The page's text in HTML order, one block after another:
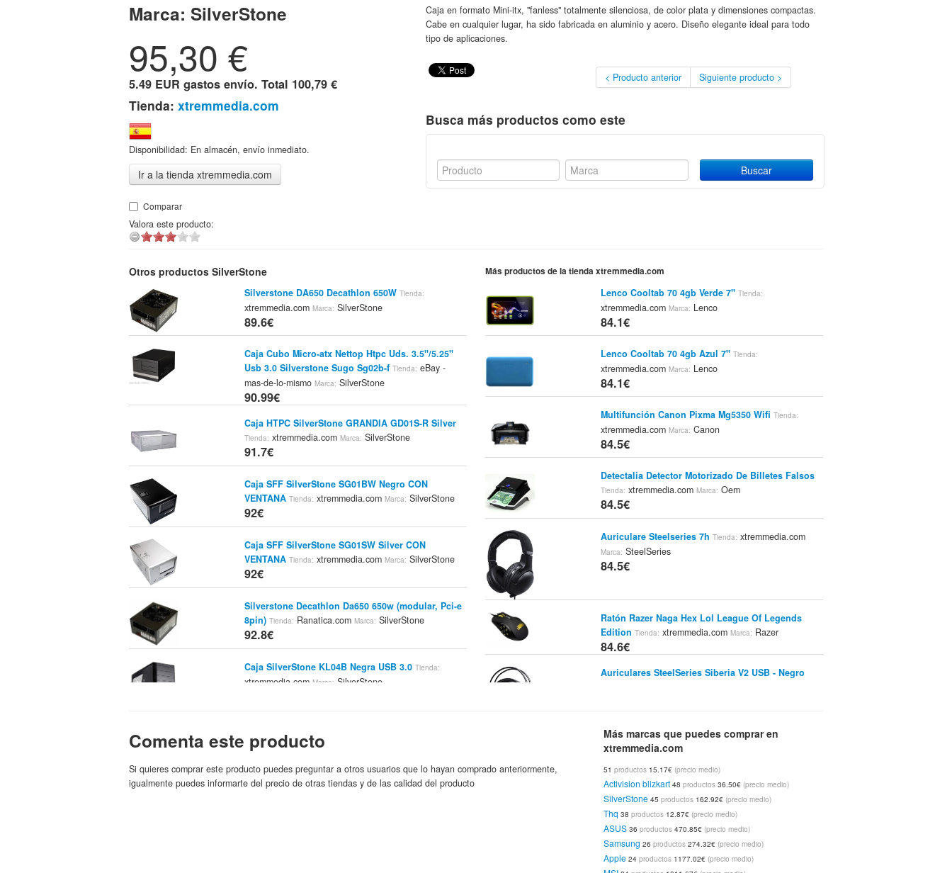
Marca: SilverStone
95,30 €
5.49 EUR gastos envío. Total 100,79 €
Tienda: xtremmedia.com
Disponibilidad: En almacén, envío inmediato.
Ir a la tienda xtremmedia.com
Comparar
Valora este producto:
Caja en formato Mini-itx, "fanless" totalmente silenciosa, de color plata y dimensiones compactas.
Cabe en cualquier lugar, ha sido fabricada en aluminio y acero. Diseño elegante ideal para todo
tipo de aplicaciones.
< Producto anterior Siguiente producto >
Busca más productos como este
Otros productos SilverStone
Silverstone DA650 Decathlon 650W Tienda:
xtremmedia.comMarca: SilverStone
89.6€
Caja Cubo Micro-atx Nettop Htpc Uds. 3.5"/5.25"
Usb 3.0 Silverstone Sugo Sg02b-f Tienda: eBay -
mas-de-lo-mismoMarca: SilverStone
90.99€
Caja HTPC SilverStone GRANDIA GD01S-R Silver
Tienda: xtremmedia.comMarca: SilverStone
91.7€
Caja SFF SilverStone SG01BW Negro CON
VENTANA Tienda: xtremmedia.comMarca: SilverStone
92€
Caja SFF SilverStone SG01SW Silver CON
VENTANA Tienda: xtremmedia.comMarca: SilverStone
92€
Silverstone Decathlon Da650 650w (modular, Pci-e
8pin) Tienda: Ranatica.comMarca: SilverStone
92.8€
Caja SilverStone KL04B Negra USB 3.0 Tienda:
xtremmedia.comMarca: SilverStone
SilverStone GD05B USB 3.0 Negro
94€
Más productos de la tienda xtremmedia.com
Lenco Cooltab 70 4gb Verde 7" Tienda:
xtremmedia.com Marca: Lenco
84.1€
Lenco Cooltab 70 4gb Azul 7" Tienda:
xtremmedia.com Marca: Lenco
84.1€
Multifunción Canon Pixma Mg5350 Wifi Tienda:
xtremmedia.com Marca: Canon
84.5€
Detectalia Detector Motorizado De Billetes Falsos
Tienda: xtremmedia.com Marca: Oem
84.5€
Auriculare Steelseries 7h Tienda: xtremmedia.com
Marca: SteelSeries
84.5€
Ratón Razer Naga Hex Lol League Of Legends
Edition Tienda: xtremmedia.com Marca: Razer
84.6€
Auriculares SteelSeries Siberia V2 USB - Negro
Auriculares SteelSeries Siberia V2 USB Blanco
84.7€
Caja LIAN-LI PC-8NB Negra Tienda:
Marca:Lian Li
86.7€
Comenta este producto
Si quieres comprar este producto puedes preguntar a otros usuarios que lo hayan comprado anteriormente,
igualmente puedes informarte del precio de otras tiendas y de las calidad del producto
Más marcas que puedes comprar en
xtremmedia.com
51productos 15.17€ (precio medio)
Activision blizkart 48productos 36.50€ (precio medio)
SilverStone 45productos 162.92€ (precio medio)
Thq 38productos 12.87€ (precio medio)
ASUS 36productos 470.85€ (precio medio)
Samsung 26productos 274.32€ (precio medio)
Apple 24productos 1177.02€ (precio medio)